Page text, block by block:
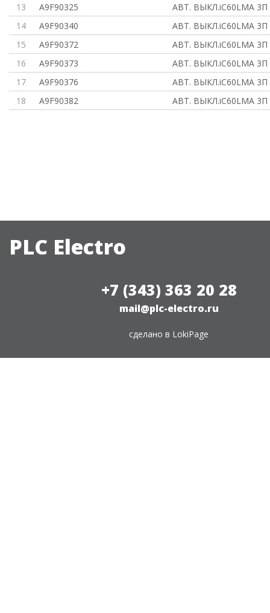
13
A9F90325
АВТ. ВЫКЛ.iC60LMA 3П
14
A9F90340
АВТ. ВЫКЛ.iC60LMA 3П
15
A9F90372
АВТ. ВЫКЛ.iC60LMA 3П
16
A9F90373
АВТ. ВЫКЛ.iC60LMA 3П
17
A9F90376
АВТ. ВЫКЛ.iC60LMA 3П
18
A9F90382 АВТ. ВЫКЛ.iC60LMA 3П
PLC Electro
+7 (343) 363 20 28
mail@plc-electro.ru
сделано в LokiPage